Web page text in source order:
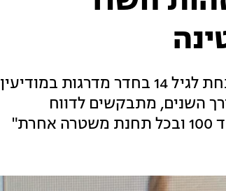
מרדכי גרטנר חשוד שביצע מעשים מגונים בקטינה מתחת לגיל 14 בחדר מדרגות במודיעין
השנים, מתבקשים לדווח